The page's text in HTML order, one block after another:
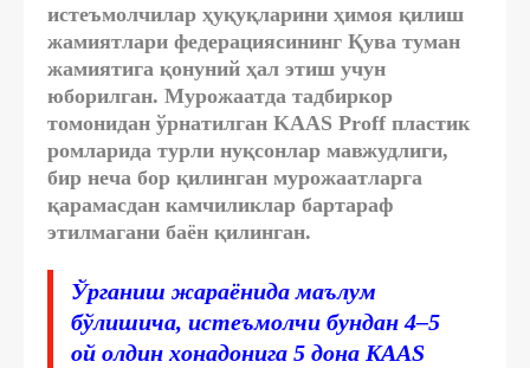
истеъмолчилар ҳуқуқларини ҳимоя қилиш
жамиятлари федерациясининг Қува туман
жамиятига қонуний ҳал этиш учун
юборилган. Мурожаатда тадбиркор
томонидан ўрнатилган KAAS Proff пластик
ромларида турли нуқсонлар мавжудлиги,
бир неча бор қилинган мурожаатларга
қарамасдан камчиликлар бартараф
этилмагани баён қилинган.
Ўрганиш жараёнида маълум
бўлишича, истеъмолчи бундан 4–5
ой олдин хонадонига 5 дона KAAS